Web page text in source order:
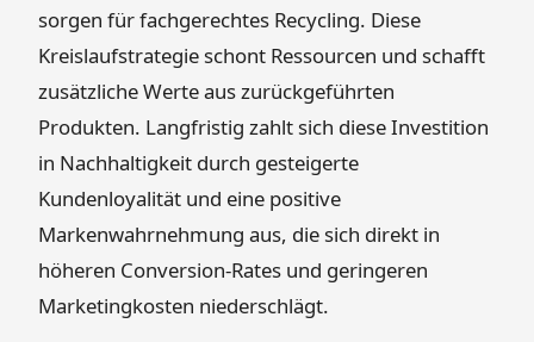
sorgen für fachgerechtes Recycling. Diese
Kreislaufstrategie schont Ressourcen und schafft
zusätzliche Werte aus zurückgeführten
Produkten. Langfristig zahlt sich diese Investition
in Nachhaltigkeit durch gesteigerte
Kundenloyalität und eine positive
Markenwahrnehmung aus, die sich direkt in
höheren Conversion-Rates und geringeren
Marketingkosten niederschlägt.